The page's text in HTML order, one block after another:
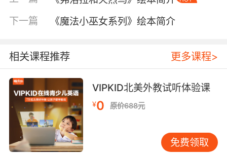
下一篇 《魔法小巫女系列》绘本简介
相关课程推荐 更多课程>
VIPKID北美外教试听体验课
¥0 原价688元
免费领取